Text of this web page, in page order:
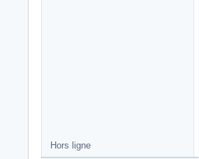
Hors ligne